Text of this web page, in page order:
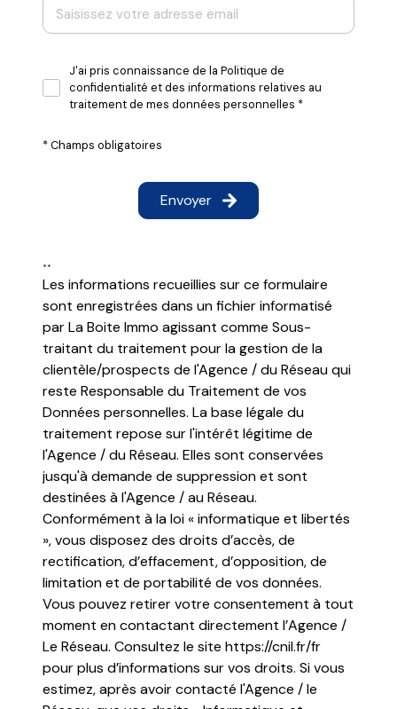
J'ai pris connaissance de la Politique de
confidentialité et des informations relatives au
traitement de mes données personnelles *
* Champs obligatoires
Envoyer
**
Les informations recueillies sur ce formulaire
sont enregistrées dans un fichier informatisé
par La Boite Immo agissant comme Sous-
traitant du traitement pour la gestion de la
clientèle/prospects de l'Agence / du Réseau qui
reste Responsable du Traitement de vos
Données personnelles. La base légale du
traitement repose sur l'intérêt légitime de
l'Agence / du Réseau. Elles sont conservées
jusqu'à demande de suppression et sont
destinées à l'Agence / au Réseau.
Conformément à la loi « informatique et libertés
», vous disposez des droits d’accès, de
rectification, d’effacement, d’opposition, de
limitation et de portabilité de vos données.
Vous pouvez retirer votre consentement à tout
moment en contactant directement l’Agence /
Le Réseau. Consultez le site https://cnil.fr/fr
pour plus d’informations sur vos droits. Si vous
estimez, après avoir contacté l'Agence / le